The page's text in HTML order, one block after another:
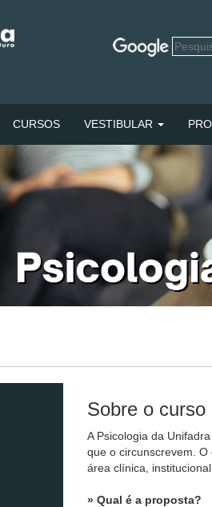
CURSOS VESTIBULAR
Sobre o curso
A Psicologia da
que o circunscrevem.
área clínica,
» Qual é a proposta?